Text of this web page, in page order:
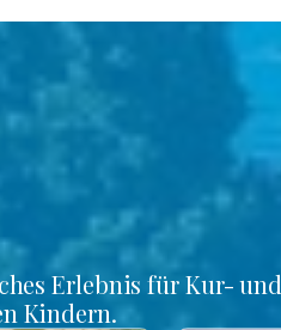
Erlebnis für Kur- und
Kindern.